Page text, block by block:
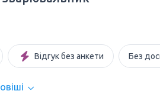
Відгук без анкети Без